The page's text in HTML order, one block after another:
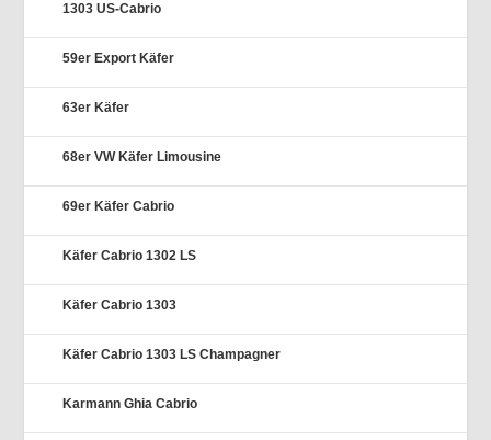
1303 US-Cabrio
59er Export Käfer
63er Käfer
68er VW Käfer Limousine
69er Käfer Cabrio
Käfer Cabrio 1302 LS
Käfer Cabrio 1303
Käfer Cabrio 1303 LS Champagner
Karmann Ghia Cabrio